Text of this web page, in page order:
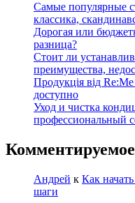
Самые популярные
классика,
Дорогая или
разница?
Стоит ли
преимущества,
Продукція від
доступно
Уход и чистка
профессиональный
Комментируемое
Андрей к Как
шаги